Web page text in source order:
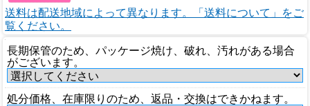
送料は配送地域によって異なります。「送料について」をご
覧ください。
長期保管のため、パッケージ焼け、破れ、汚れがある場合
がございます。
処分価格、在庫限りのため、返品・交換はできかねます。